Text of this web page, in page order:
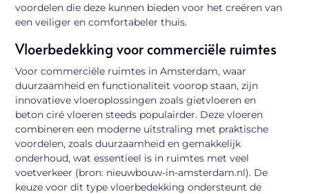
voordelen die deze kunnen bieden voor het creëren van
een veiliger en comfortabeler thuis.
Vloerbedekking voor commerciële ruimtes
Voor commerciële ruimtes in Amsterdam, waar
duurzaamheid en functionaliteit voorop staan, zijn
innovatieve vloeroplossingen zoals gietvloeren en
beton ciré vloeren steeds populairder. Deze vloeren
combineren een moderne uitstraling met praktische
voordelen, zoals duurzaamheid en gemakkelijk
onderhoud, wat essentieel is in ruimtes met veel
voetverkeer (bron: nieuwbouw-in-amsterdam.nl). De
keuze voor dit type vloerbedekking ondersteunt de